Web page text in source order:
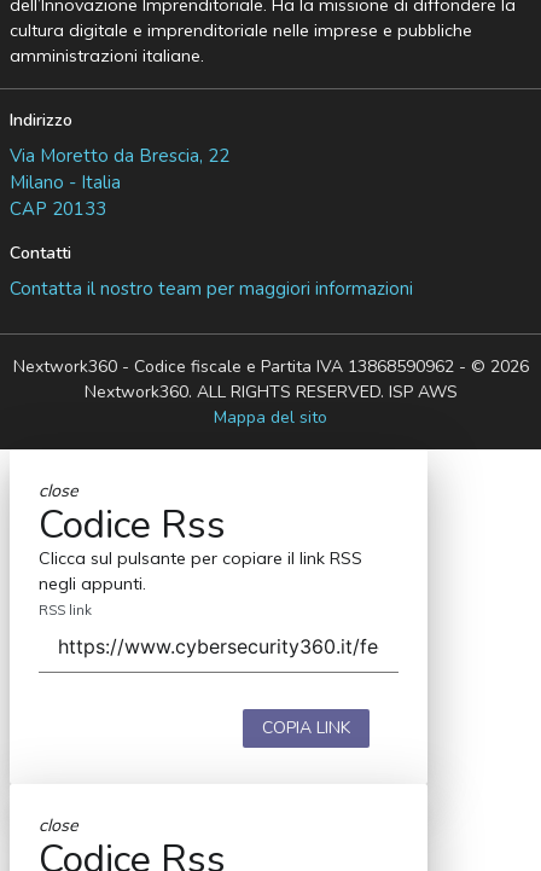
dell’Innovazione Imprenditoriale. Ha la missione di diffondere la
cultura digitale e imprenditoriale nelle imprese e pubbliche
amministrazioni italiane.
Indirizzo
Via Moretto da Brescia, 22
Milano - Italia
CAP 20133
Contatti
Contatta il nostro team per maggiori informazioni
Nextwork360 - Codice fiscale e Partita IVA 13868590962 - © 2026
Nextwork360. ALL RIGHTS RESERVED. ISP AWS
Mappa del sito
close
Codice Rss
Clicca sul pulsante per copiare il link RSS
negli appunti.
RSS link
COPIA LINK
close
Codice Rss